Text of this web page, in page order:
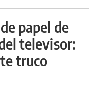
papel de
televisor:
truco